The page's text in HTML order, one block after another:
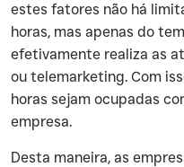
estes fatores não há
horas, mas apenas do
efetivamente realiza as
ou telemarketing. Com
horas sejam ocupadas
empresa.
‍Desta maneira, as